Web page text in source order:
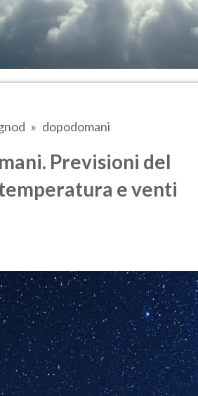
dopodomani
Previsioni del
e venti